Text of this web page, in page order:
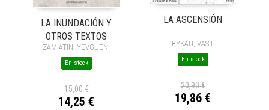
LA INUNDACIÓN Y
OTROS TEXTOS
ZAMIATIN, YEVGUENI
En stock
15,00 €
14,25 €
LA ASCENSIÓN
BYKAU, VASIL
En stock
20,90 €
19,86 €